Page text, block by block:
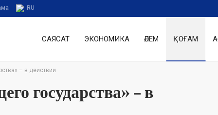
RU
САЯСАТ ЭКОНОМИКА ӘЛЕМ ҚОҒАМ
– в действии
государства» – в